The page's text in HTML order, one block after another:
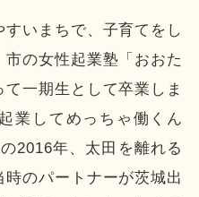
いまちで、子育てをし
の女性起業塾「おおた
一期生として卒業しま
業してめっちゃ働くん
2016年、太田を離れる
のパートナーが茨城出